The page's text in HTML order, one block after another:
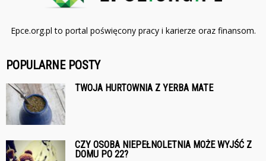
Epce.org.pl to portal poświęcony pracy i karierze oraz finansom.
POPULARNE POSTY
TWOJA HURTOWNIA Z YERBA MATE
CZY OSOBA NIEPEŁNOLETNIA MOŻE WYJŚĆ Z
DOMU PO 22?